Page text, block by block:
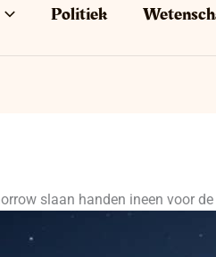
Politiek
slaan handen ineen voor